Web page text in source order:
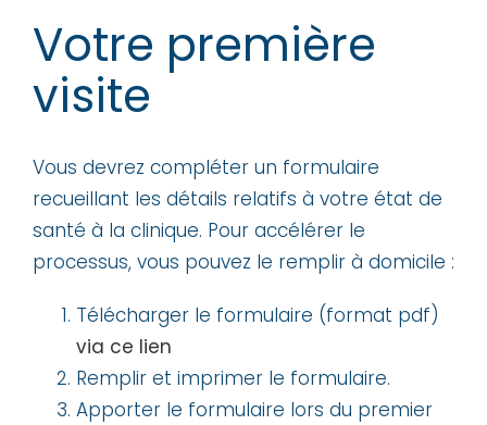
Votre première
visite
Vous devrez compléter un formulaire
recueillant les détails relatifs à votre état de
santé à la clinique. Pour accélérer le
processus, vous pouvez le remplir à domicile :
Télécharger le formulaire (format pdf)
via ce lien
Remplir et imprimer le formulaire.
Apporter le formulaire lors du premier